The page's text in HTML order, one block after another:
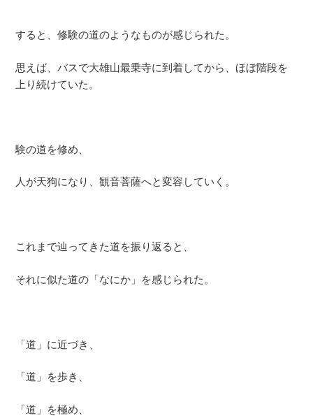
すると、修験の道のようなものが感じられた。
思えば、バスで大雄山最乗寺に到着してから、ほぼ階段を
上り続けていた。
験の道を修め、
人が天狗になり、観音菩薩へと変容していく。
これまで辿ってきた道を振り返ると、
それに似た道の「なにか」を感じられた。
「道」に近づき、
「道」を歩き、
「道」を極め、